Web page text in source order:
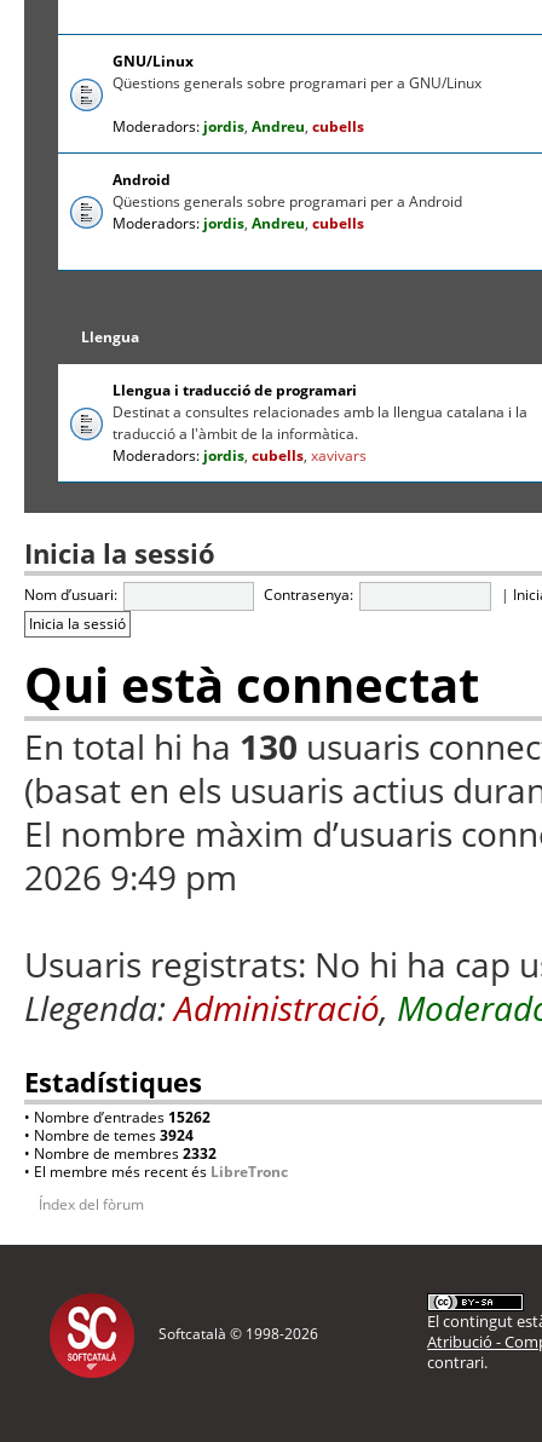
GNU/Linux
Qüestions generals sobre programari per a GNU/Linux
Moderadors: jordis,Andreu,cubells
Android
Qüestions generals sobre programari per a Android
Moderadors: jordis,Andreu,cubells
Llengua
Llengua i traducció de programari
Destinat a consultes relacionades amb la llengua catalana i la
traducció a l'àmbit de la informàtica.
Moderadors: jordis,cubells,xavivars
Inicia la sessió
Nom d’usuari: Contrasenya: |
Qui està connectat
En total hi ha 130 usuaris
(basat en els usuaris actius
El nombre màxim d’usuaris
2026 9:49 pm
Usuaris registrats: No hi ha cap
Llegenda:Administració,
Estadístiques
• Nombre d’entrades 15262
• Nombre de temes3924
• Nombre de membres2332
• El membre més recent és LibreTronc
Índex del fòrum
Softcatalà © 1998-2026
El contingut
Atribució -
contrari.